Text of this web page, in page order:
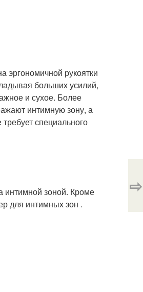
эргономичной рукоятки
больших усилий,
и сухое. Более
интимную зону, а
специального
интимной зоной. Кроме
для интимных зон .
⇨